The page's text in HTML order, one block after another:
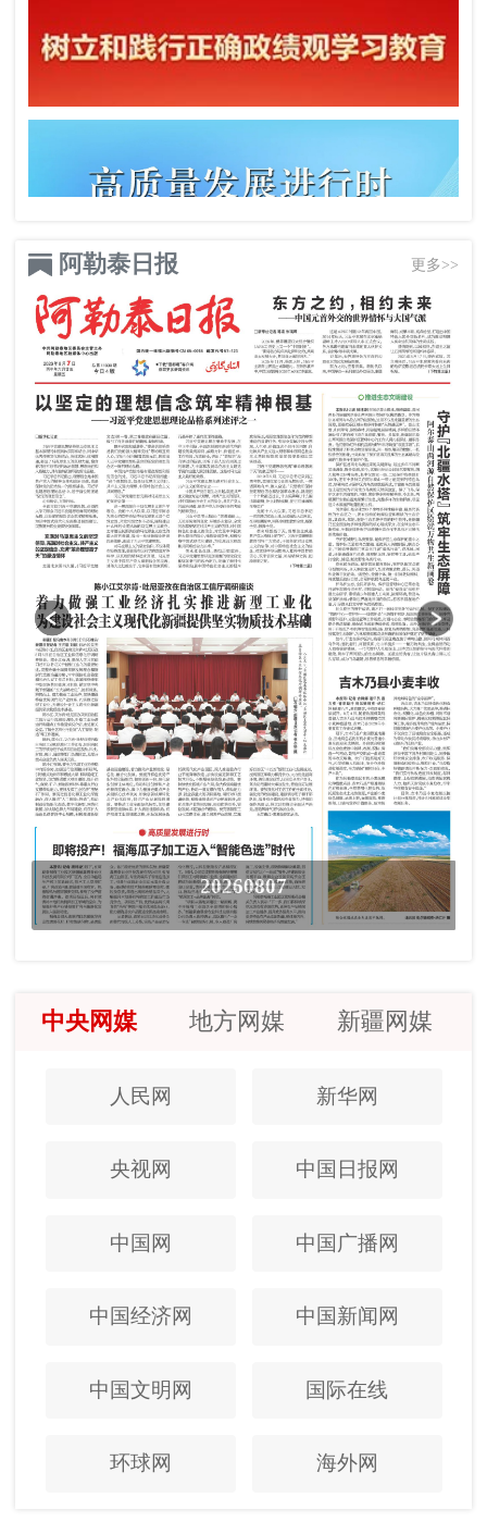
阿勒泰日报 更多>>
20260807
中央网媒 地方网媒 新疆网媒
人民网 新华网
央视网 中国日报网
中国网 中国广播网
中国经济网 中国新闻网
中国文明网 国际在线
环球网 海外网